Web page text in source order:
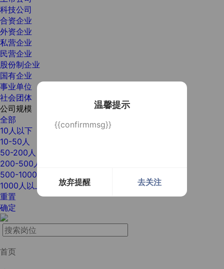
温馨提示
{{confirmmsg}}
放弃提醒 去关注
科技公司
合资企业
外资企业
私营企业
民营企业
股份制企业
国有企业
事业单位
社会团体
公司规模
全部
10人以下
10-50人
50-200人
200-500人
500-1000人
1000人以上
重置
确定
首页